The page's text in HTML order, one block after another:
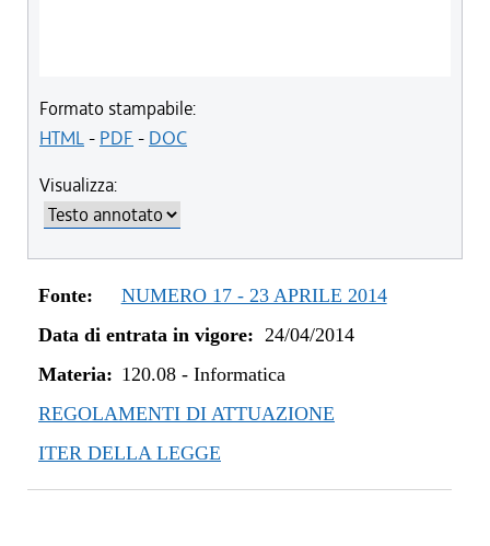
Formato stampabile:
HTML- PDF - DOC
Visualizza:
Fonte:
NUMERO 17 - 23 APRILE 2014
Data di entrata in vigore: 24/04/2014
Materia: 120.08- Informatica
REGOLAMENTI DI ATTUAZIONE
ITER DELLA LEGGE